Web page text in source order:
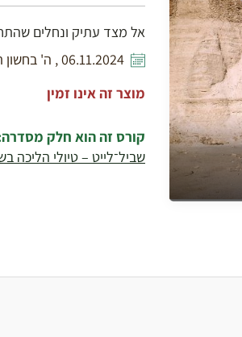
אל מצד עתיק ונחלים
06.11.2024 , ה' בחשון תשפ"ה
מוצר זה אינו זמין
קורס זה הוא חלק
שביל־לייט – טיולי הליכה